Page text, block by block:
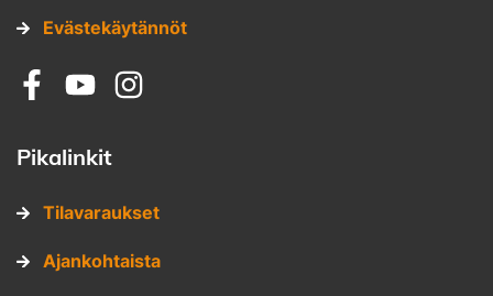
Evästekäytännöt
Sosiaalinen media: facebook
Sosiaalinen media: youtube
Sosiaalinen media: instagram
Pikalinkit
Tilavaraukset
Ajankohtaista